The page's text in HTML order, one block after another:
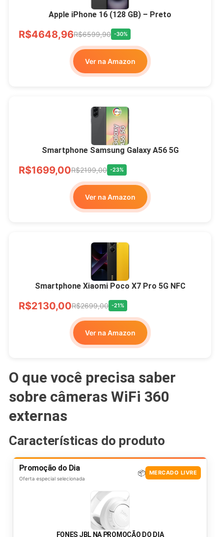
Apple iPhone 16 (128 GB) – Preto
R$4648,96R$6599,90 -30%
Ver na Amazon
Smartphone Samsung Galaxy A56 5G
R$1699,00R$2199,00 -23%
Ver na Amazon
Smartphone Xiaomi Poco X7 Pro 5G NFC
R$2130,00R$2699,00 -21%
Ver na Amazon
O que você precisa saber
sobre câmeras WiFi 360
externas
Características do produto
Promoção do Dia
Oferta especial selecionada
📦 MERCADO LIVRE
FONES JBL NA PROMOÇÃO DO DIA